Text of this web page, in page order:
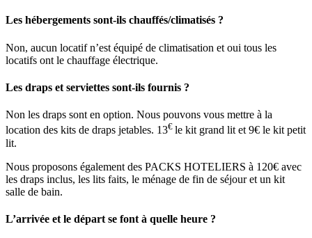
Les hébergements sont-ils chauffés/climatisés ?
Non, aucun locatif n’est équipé de climatisation et oui tous les
locatifs ont le chauffage électrique.
Les draps et serviettes sont-ils fournis ?
Non les draps sont en option. Nous pouvons vous mettre à la
location des kits de draps jetables. 13€ le kit grand lit et 9€ le kit petit
lit.
Nous proposons également des PACKS HOTELIERS à 120€ avec
les draps inclus, les lits faits, le ménage de fin de séjour et un kit
salle de bain.
L’arrivée et le départ se font à quelle heure ?